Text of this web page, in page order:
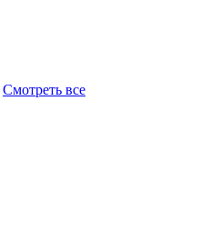
Смотреть все